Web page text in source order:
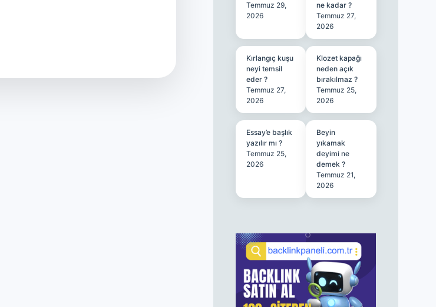
Temmuz 29,
2026
ne kadar ?
Temmuz 27,
2026
Kırlangıç kuşu
neyi temsil
eder ?
Temmuz 27,
2026
Klozet kapağı
neden açık
bırakılmaz ?
Temmuz 25,
2026
Essay’e başlık
yazılır mı ?
Temmuz 25,
2026
Beyin
yıkamak
deyimi ne
demek ?
Temmuz 21,
2026